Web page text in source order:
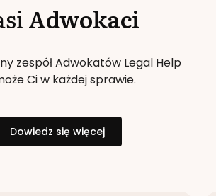
Adwokaci
zespół Adwokatów Legal Help
Ci w każdej sprawie.
Dowiedz się więcej